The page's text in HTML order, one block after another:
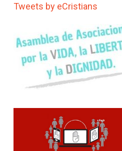
Tweets by eCristians